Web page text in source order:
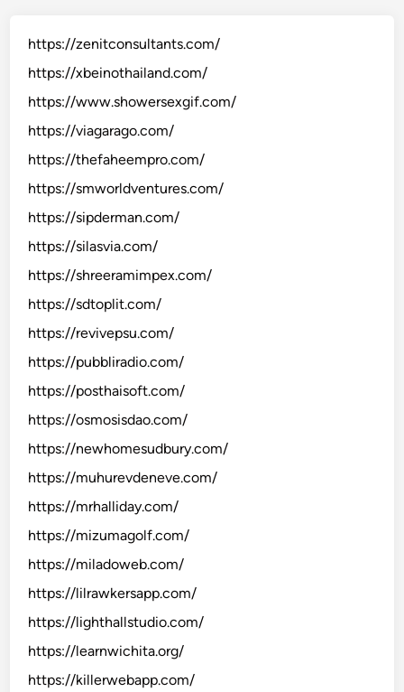
https://zenitconsultants.com/
https://xbeinothailand.com/
https://www.showersexgif.com/
https://viagarago.com/
https://thefaheempro.com/
https://smworldventures.com/
https://sipderman.com/
https://silasvia.com/
https://shreeramimpex.com/
https://sdtoplit.com/
https://revivepsu.com/
https://pubbliradio.com/
https://posthaisoft.com/
https://osmosisdao.com/
https://newhomesudbury.com/
https://muhurevdeneve.com/
https://mrhalliday.com/
https://mizumagolf.com/
https://miladoweb.com/
https://lilrawkersapp.com/
https://lighthallstudio.com/
https://learnwichita.org/
https://killerwebapp.com/